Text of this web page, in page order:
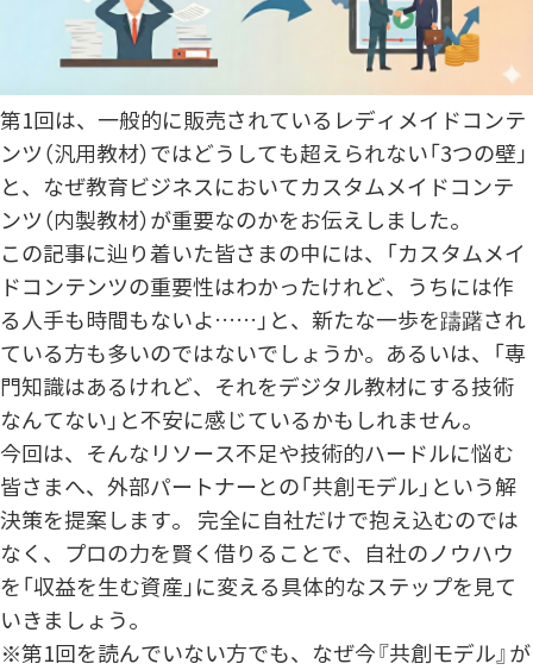
第1回は、一般的に販売されているレディメイドコンテ
ンツ（汎用教材）ではどうしても超えられない「3つの壁」
と、なぜ教育ビジネスにおいてカスタムメイドコンテ
ンツ（内製教材）が重要なのかをお伝えしました。
この記事に辿り着いた皆さまの中には、「カスタムメイ
ドコンテンツの重要性はわかったけれど、うちには作
る人手も時間もないよ……」と、新たな一歩を躊躇され
ている方も多いのではないでしょうか。あるいは、「専
門知識はあるけれど、それをデジタル教材にする技術
なんてない」と不安に感じているかもしれません。
今回は、そんなリソース不足や技術的ハードルに悩む
皆さまへ、外部パートナーとの「共創モデル」という解
決策を提案します。 完全に自社だけで抱え込むのでは
なく、プロの力を賢く借りることで、自社のノウハウ
を「収益を生む資産」に変える具体的なステップを見て
いきましょう。
※第1回を読んでいない方でも、なぜ今『共創モデル』が